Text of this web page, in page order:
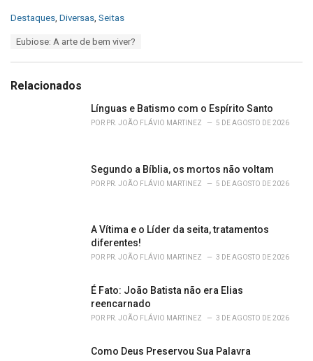
C
o
r
Destaques, Diversas, Seitas
:
Eubiose: A arte de bem viver?
Relacionados
Línguas e Batismo com o Espírito Santo
POR PR. JOÃO FLÁVIO MARTINEZ 5 DE AGOSTO DE 2026
Segundo a Bíblia, os mortos não voltam
POR PR. JOÃO FLÁVIO MARTINEZ 5 DE AGOSTO DE 2026
A Vítima e o Líder da seita, tratamentos
diferentes!
POR PR. JOÃO FLÁVIO MARTINEZ 3 DE AGOSTO DE 2026
É Fato: João Batista não era Elias
reencarnado
POR PR. JOÃO FLÁVIO MARTINEZ 3 DE AGOSTO DE 2026
Como Deus Preservou Sua Palavra